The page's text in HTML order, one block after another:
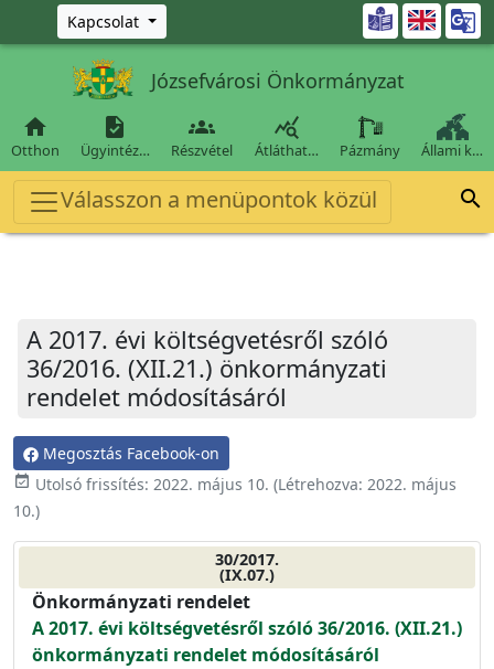
Ugrás a fő tartalomra
Kapcsolat 
Józsefvárosi Önkormányzat

Otthon

Ügyintéz…

Részvétel

Átláthat… Pázmány Állami k…
Válasszon a menüpontok közül 
A 2017. évi költségvetésről szóló
36/2016. (XII.21.) önkormányzati
rendelet módosításáról
Megosztás Facebook-on
event_available Utolsó frissítés: 2022. május 10. (Létrehozva: 2022. május
10.)
30/2017.
(IX.07.)
Önkormányzati rendelet
A 2017. évi költségvetésről szóló 36/2016. (XII.21.)
önkormányzati rendelet módosításáról